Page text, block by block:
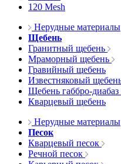
120 Mesh
Нерудные материалы
Щебень
Гранитный щебень
Мраморный щебень
Гравийный щебень
Известняковый
Щебень габбро-диабаз
Кварцевый щебень
Нерудные материалы
Песок
Кварцевый песок
Речной песок